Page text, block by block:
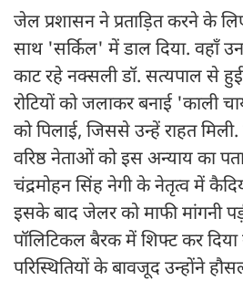
जेल प्रशासन ने प्रताड़ित करने के
साथ 'सर्किल' में डाल दिया. वहाँ
काट रहे नक्सली डॉ. सत्यपाल से
रोटियों को जलाकर बनाई 'काली
को पिलाई, जिससे उन्हें राहत
वरिष्ठ नेताओं को इस अन्याय का पता
चंद्रमोहन सिंह नेगी के नेतृत्व में
इसके बाद जेलर को माफी मांगनी
पॉलिटिकल बैरक में शिफ्ट कर दिया
परिस्थितियों के बावजूद उन्होंने